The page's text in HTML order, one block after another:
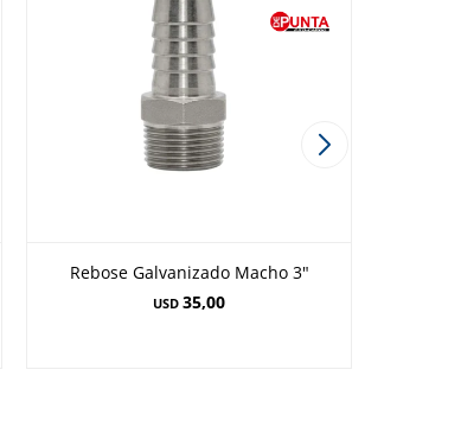
Rebose Galvanizado Macho 3"
USD 35,00